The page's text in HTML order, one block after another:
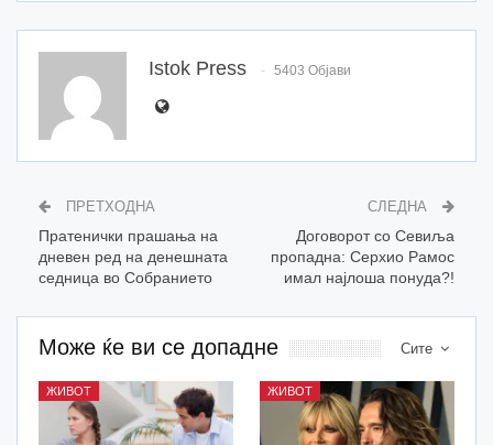
Istok Press 5403 Објави
ПРЕТХОДНА
Пратенички прашања на
дневен ред на денешната
седница во Собранието
СЛЕДНА
Договорот со Севиља
пропадна: Серхио Рамос
имал најлоша понуда?!
Сите
Може ќе ви се допадне
ЖИВОТ ЖИВОТ